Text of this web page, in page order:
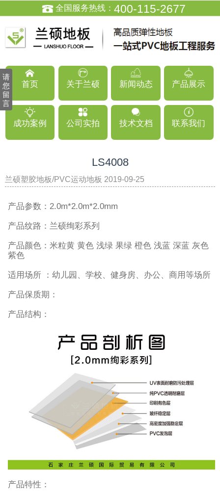
全国服务热线：400-115-2677
首页 关于兰硕 新闻动态 产品展示
成功案例 公司实拍 技术文档 联系我们
LS4008
兰硕塑胶地板/PVC运动地板 2019-09-25
产品参数：2.0m*2.0m*2.0mm
产品纹路：兰硕绚彩系列
产品颜色：米粒黄 黄色 浅绿 果绿 橙色 浅蓝 深蓝 灰色
紫色
适用场所 ：幼儿园、学校、健身房、办公、商用等场所
产品保质期：
产品结构：
产品特性：
请
您
留
言